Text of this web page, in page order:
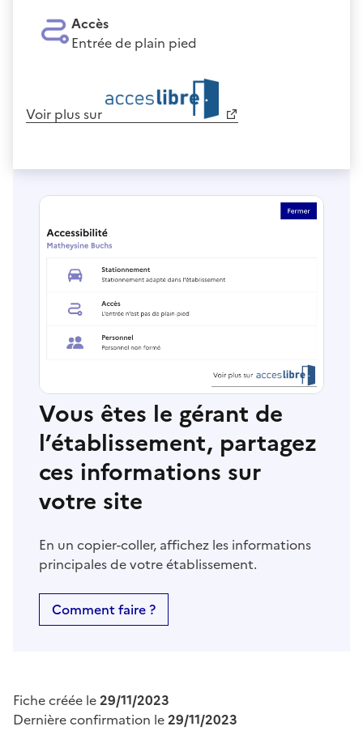
Accès
Entrée de plain pied
Voir plus sur
Vous êtes le gérant de
l’établissement, partagez
ces informations sur
votre site
En un copier-coller, affichez les informations
principales de votre établissement.
Comment faire ?
Fiche créée le29/11/2023
Dernière confirmation le29/11/2023